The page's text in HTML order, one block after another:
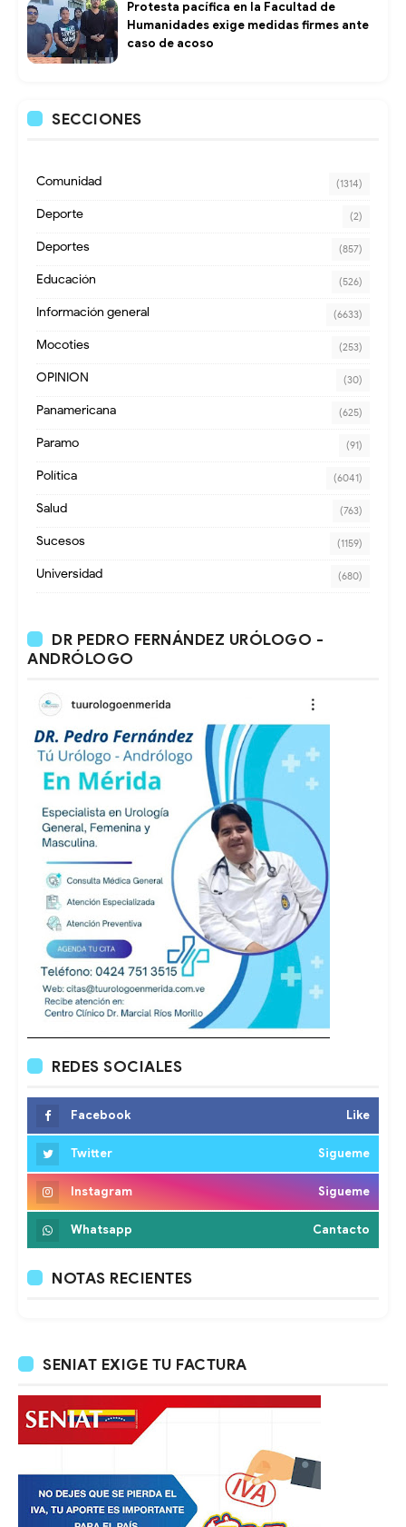
Protesta pacífica en la Facultad de
Humanidades exige medidas firmes ante
caso de acoso
SECCIONES
Comunidad (1314)
Deporte (2)
Deportes (857)
Educación (526)
Información general (6633)
Mocoties (253)
OPINION (30)
Panamericana (625)
Paramo (91)
Política (6041)
Salud (763)
Sucesos (1159)
Universidad (680)
DR PEDRO FERNÁNDEZ URÓLOGO -
ANDRÓLOGO
REDES SOCIALES
Facebook Like
Twitter Sigueme
Instagram Sigueme
Whatsapp Cantacto
NOTAS RECIENTES
SENIAT EXIGE TU FACTURA